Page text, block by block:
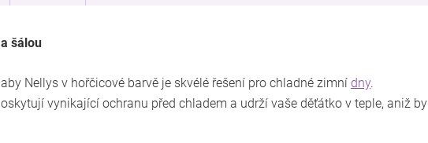
šálou
Nellys v hořčicové barvě je skvélé řešení pro chladné zimní dny.
vynikající ochranu před chladem a udrží vaše děťátko v teple, aniž by